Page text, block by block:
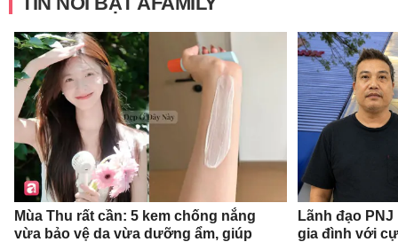
Mùa Thu rất cần: 5 kem chống nắng
vừa bảo vệ da vừa dưỡng ẩm, giúp
Lãnh đạo
gia đình với